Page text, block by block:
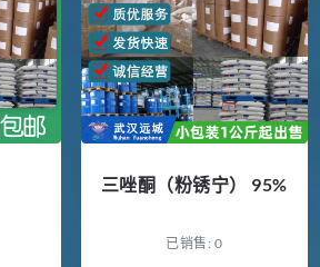
三唑酮（粉锈宁） 95%
已销售: 0